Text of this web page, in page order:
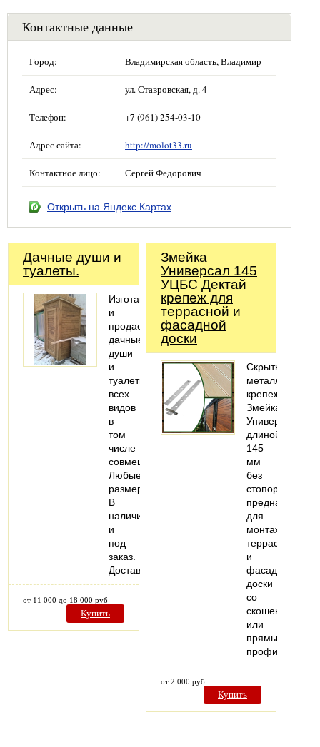
Контактные данные
Город: Владимирская область, Владимир
Адрес: ул. Ставровская, д. 4
Телефон: +7 (961) 254-03-10
Адрес сайта: http://molot33.ru
Контактное лицо: Сергей Федорович
Открыть на Яндекс.Картах
Дачные души и
туалеты.
Изготавливаем
и
продаем
дачные
души
и
туалеты
всех
видов
в
том
числе
совмещенные.
Любые
размеры.
В
наличии
и
под
заказ.
Доставка.
от 11 000 до 18 000 руб
Купить
Змейка
Универсал 145
УЦБС Дектай
крепеж для
террасной и
фасадной
доски
Скрытый
металлический
крепеж
Змейка-
Универсал
длиной
145
мм
без
стопора
предназначен
для
монтажа
террасной
и
фасадной
доски
со
скошенным
или
прямым
профилем…
от 2 000 руб
Купить